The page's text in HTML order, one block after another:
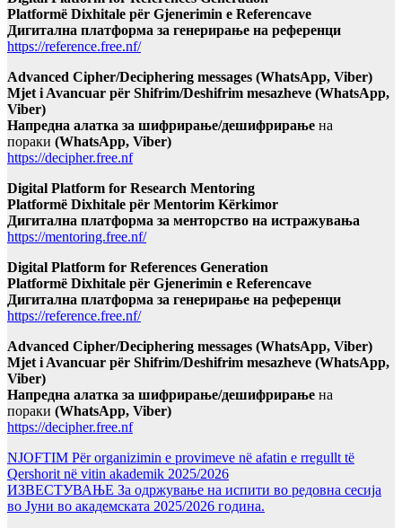
Platformë Dixhitale për Gjenerimin e Referencave
Дигитална платформа за генерирање на референци
https://reference.free.nf/
Advanced Cipher/Deciphering messages (WhatsApp, Viber)
Mjet i Avancuar për Shifrim/Deshifrim mesazheve (WhatsApp,
Viber)
Напредна алатка за шифрирање/дешифрирање на
пораки (WhatsApp, Viber)
https://decipher.free.nf
Digital Platform for Research Mentoring
Platformë Dixhitale për Mentorim Kërkimor
Дигитална платформа за менторство на истражувања
https://mentoring.free.nf/
Digital Platform for References Generation
Platformë Dixhitale për Gjenerimin e Referencave
Дигитална платформа за генерирање на референци
https://reference.free.nf/
Advanced Cipher/Deciphering messages (WhatsApp, Viber)
Mjet i Avancuar për Shifrim/Deshifrim mesazheve (WhatsApp,
Viber)
Напредна алатка за шифрирање/дешифрирање на
пораки (WhatsApp, Viber)
https://decipher.free.nf
NJOFTIM Për organizimin e provimeve në afatin e rregullt të
Qershorit në vitin akademik 2025/2026
ИЗВЕСТУВАЊЕ За одржување на испити во редовна сесија
во Јуни во академската 2025/2026 година.